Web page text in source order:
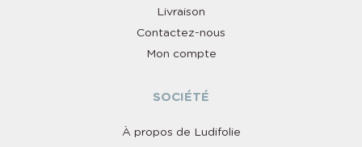
Livraison
Contactez-nous
Mon compte
SOCIÉTÉ
À propos de Ludifolie